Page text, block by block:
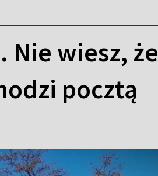
wiesz,
pocztą